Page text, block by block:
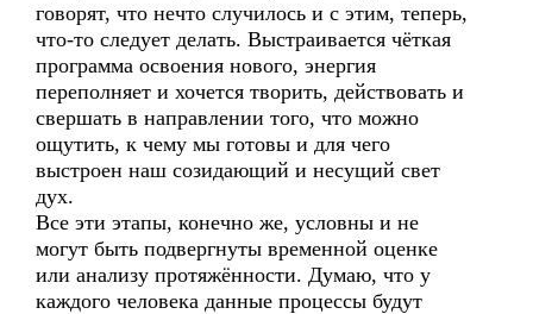
говорят, что нечто случилось и с этим, теперь,
что-то следует делать. Выстраивается чёткая
программа освоения нового, энергия
переполняет и хочется творить, действовать и
свершать в направлении того, что можно
ощутить, к чему мы готовы и для чего
выстроен наш созидающий и несущий свет
дух.
Все эти этапы, конечно же, условны и не
могут быть подвергнуты временной оценке
или анализу протяжённости. Думаю, что у
каждого человека данные процессы будут